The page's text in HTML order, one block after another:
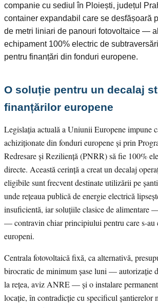
companie cu sediul în Ploiești, județul
container expandabil care se desfășoară
de metri liniari de panouri fotovoltaice —
echipament 100% electric de
pentru finanțări din fonduri europene.
O soluție pentru un decalaj
finanțărilor europene
Legislația actuală a Uniunii Europene impune
achiziționate din fonduri europene și prin
Redresare și Reziliență (PNRR) să fie 100%
directe. Această cerință a creat un decalaj
eligibile sunt frecvent destinate utilizării pe
unde rețeaua publică de energie electrică
insuficientă, iar soluțiile clasice de alimentare
— contravin chiar principiului pentru care s-au
europeni.
Centrala fotovoltaică fixă, ca alternativă,
birocratic de minimum șase luni — autorizație
la rețea, aviz ANRE — și o instalare
locație, în contradicție cu specificul șantierelor